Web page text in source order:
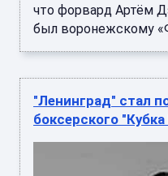
что форвард Артём
был воронежскому
"Ленинград" стал
боксерского